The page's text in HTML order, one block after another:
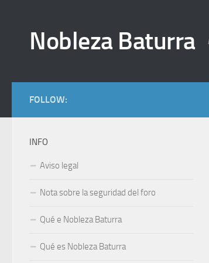
Nobleza Baturra
FOLLOW:
INFO
Aviso legal
Nota sobre la seguridad del foro
Qué e Nobleza Baturra
Qué es Nobleza Baturra